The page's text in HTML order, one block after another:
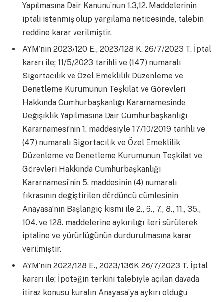
Yapılmasına Dair Kanunu’nun 1,3,12. Maddelerinin
iptali istenmiş olup yargılama neticesinde, talebin
reddine karar verilmiştir.
AYM’nin 2023/120 E., 2023/128 K. 26/7/2023 T. İptal
kararı ile; 11/5/2023 tarihli ve (147) numaralı
Sigortacılık ve Özel Emeklilik Düzenleme ve
Denetleme Kurumunun Teşkilat ve Görevleri
Hakkında Cumhurbaşkanlığı Kararnamesinde
Değişiklik Yapılmasına Dair Cumhurbaşkanlığı
Kararnamesi’nin 1. maddesiyle 17/10/2019 tarihli ve
(47) numaralı Sigortacılık ve Özel Emeklilik
Düzenleme ve Denetleme Kurumunun Teşkilat ve
Görevleri Hakkında Cumhurbaşkanlığı
Kararnamesi’nin 5. maddesinin (4) numaralı
fıkrasının değiştirilen dördüncü cümlesinin
Anayasa’nın Başlangıç kısmı ile 2., 6., 7., 8., 11., 35.,
104. ve 128. maddelerine aykırılığı ileri sürülerek
iptaline ve yürürlüğünün durdurulmasına karar
verilmiştir.
AYM’nin 2022/128 E., 2023/136K 26/7/2023 T. İptal
kararı ile; İpoteğin terkini talebiyle açılan davada
itiraz konusu kuralın Anayasa’ya aykırı olduğu